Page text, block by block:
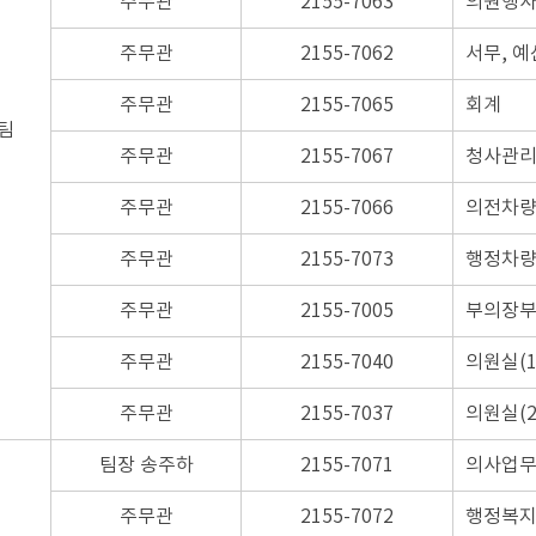
주무관 2155-7062 서무, 예
주무관 2155-7065 회계
주무관 2155-7067 청사관리
주무관 2155-7066 의전차량
주무관 2155-7073 행정차량
주무관 2155-7005 부의장
주무관 2155-7040 의원실
주무관 2155-7037 의원실
팀장 송주하 2155-7071 의사업
주무관 2155-7072 행정복